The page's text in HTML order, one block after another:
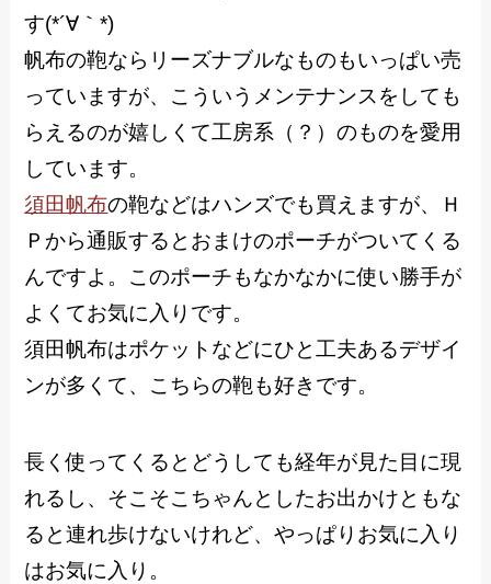
す(*´∀｀*)
帆布の鞄ならリーズナブルなものもいっぱい売
っていますが、こういうメンテナンスをしても
らえるのが嬉しくて工房系（？）のものを愛用
しています。
須田帆布の鞄などはハンズでも買えますが、Ｈ
Ｐから通販するとおまけのポーチがついてくる
んですよ。このポーチもなかなかに使い勝手が
よくてお気に入りです。
須田帆布はポケットなどにひと工夫あるデザイ
ンが多くて、こちらの鞄も好きです。
長く使ってくるとどうしても経年が見た目に現
れるし、そこそこちゃんとしたお出かけともな
ると連れ歩けないけれど、やっぱりお気に入り
はお気に入り。